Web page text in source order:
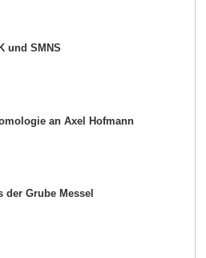
und SMNS
an Axel Hofmann
der Grube Messel